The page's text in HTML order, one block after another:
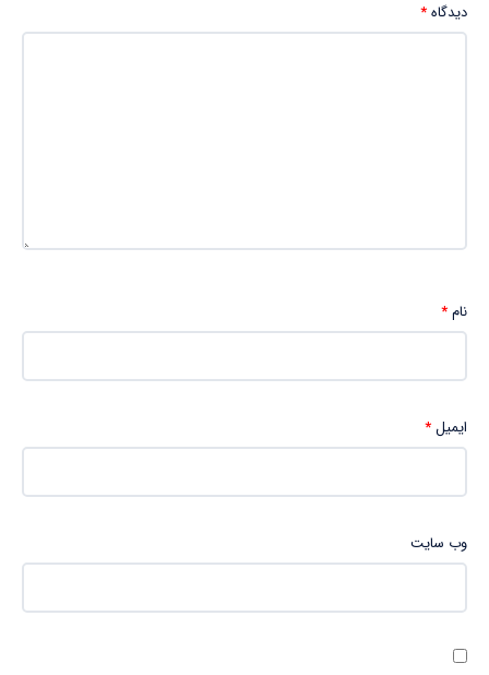
دیدگاه*
نام*
ایمیل*
وب‌ سایت